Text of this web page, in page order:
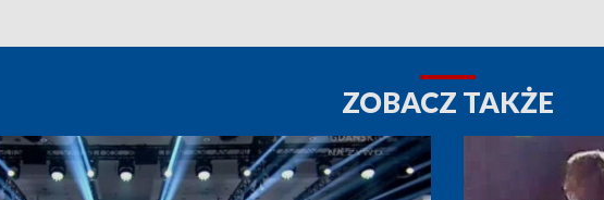
ZOBACZ TAKŻE